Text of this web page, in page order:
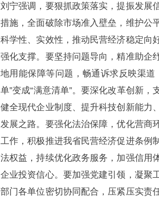
刘宁强调，要狠抓政策落实，提振发展
措施，全面破除市场准入壁垒，维护公
科学性、实效性，推动民营经济稳定向
强化支撑。要坚持问题导向，精准助企
地用能保障等问题，畅通诉求反映渠
单”变成“满意清单”。要深化改革创新
健全现代企业制度、提升科技创新能力
发展之路。要强化法治保障，优化营商
工作，积极推进我省民营经济促进条例
法权益，持续优化政务服务，加强信用
企业投资信心。要加强党建引领，凝聚
部门各单位密切协同配合，压紧压实责